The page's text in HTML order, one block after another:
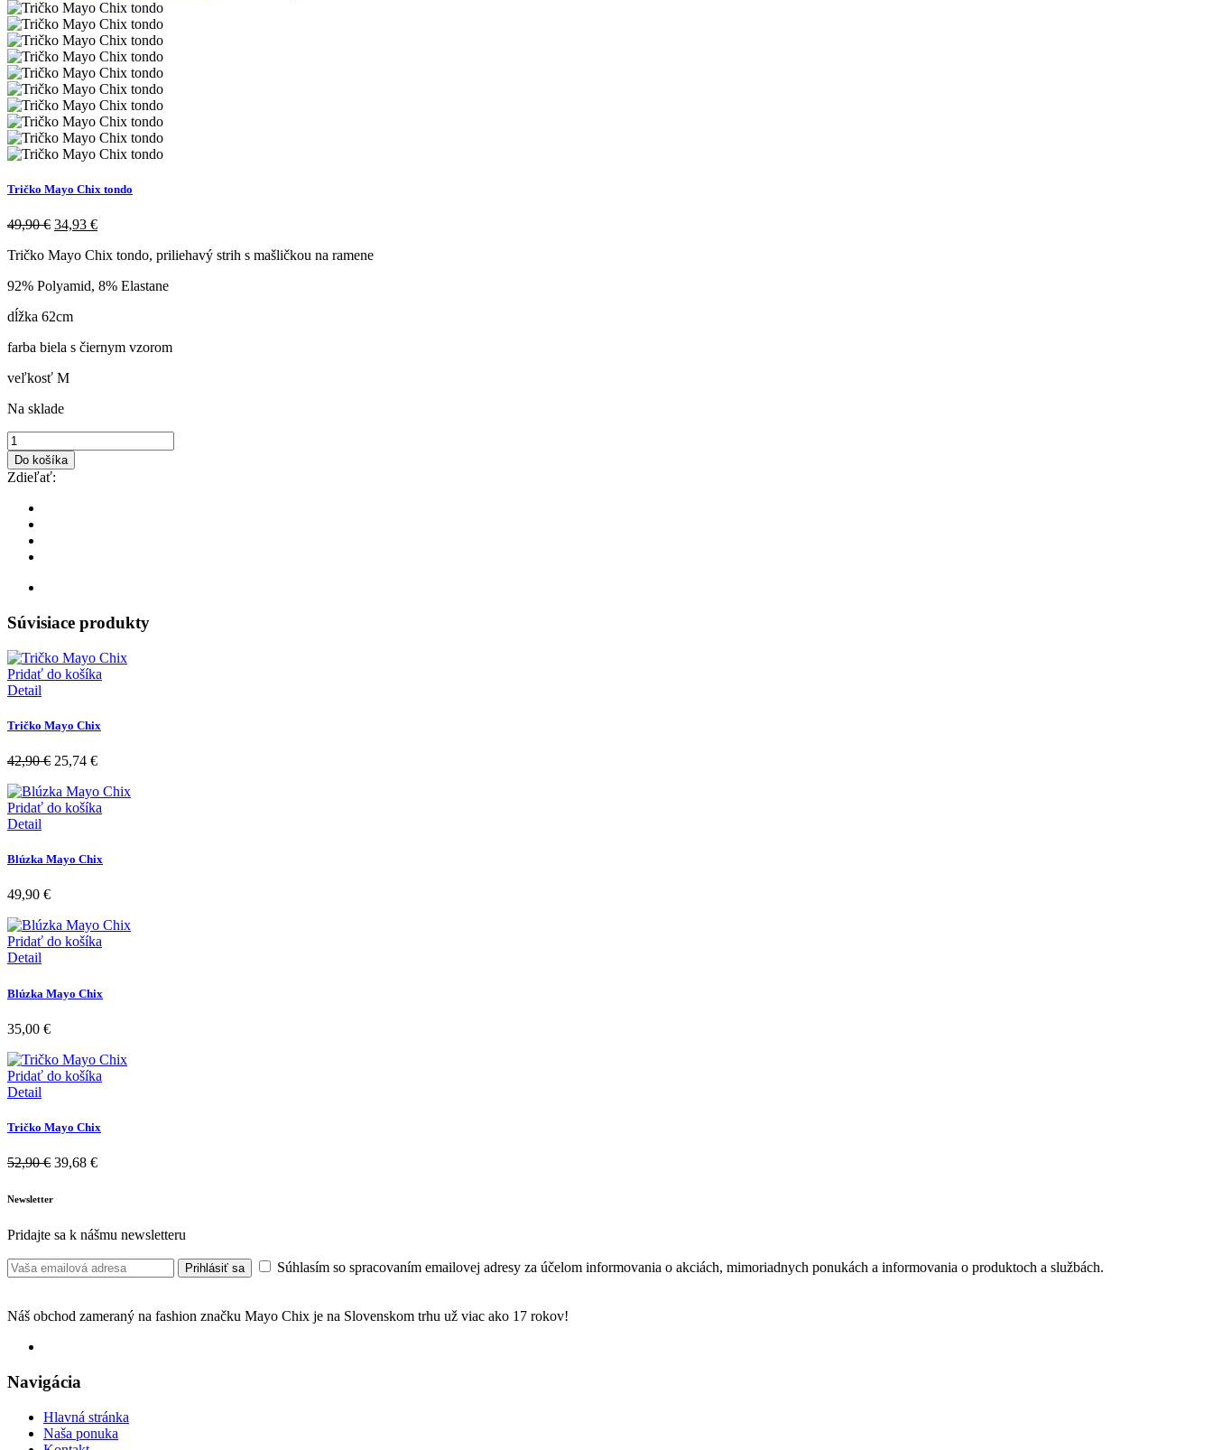
Tričko Mayo Chix tondo
49,90€ 34,93 €
Tričko Mayo Chix tondo, priliehavý strih s mašličkou na ramene
92% Polyamid, 8% Elastane
dĺžka 62cm
farba biela s čiernym vzorom
veľkosť M
Na sklade
Do košíka
Zdieľať:
Súvisiace produkty
Pridať do košíka
Detail
Tričko Mayo Chix
42,90€ 25,74 €
Pridať do košíka
Detail
Blúzka Mayo Chix
49,90 €
Pridať do košíka
Detail
Blúzka Mayo Chix
35,00 €
Pridať do košíka
Detail
Tričko Mayo Chix
52,90€ 39,68 €
Newsletter
Pridajte sa k nášmu newsletteru
Prihlásiť sa Súhlasím so spracovaním emailovej adresy za účelom informovania o akciách, mimoriadnych ponukách a informovania o produktoch a službách.
Náš obchod zameraný na fashion značku Mayo Chix je na Slovenskom trhu už viac ako 17 rokov!
Navigácia
Hlavná stránka
Naša ponuka